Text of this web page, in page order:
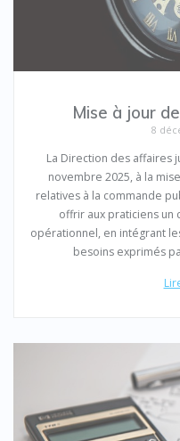
Mise à jour
8
La Direction des affaires
novembre 2025, à la
relatives à la commande
offrir aux praticiens
opérationnel, en intégrant
besoins exprimés